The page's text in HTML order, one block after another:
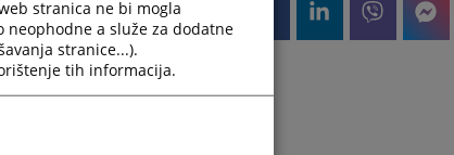
stranica ne bi mogla
a služe za dodatne
stranice...).
tih informacija.